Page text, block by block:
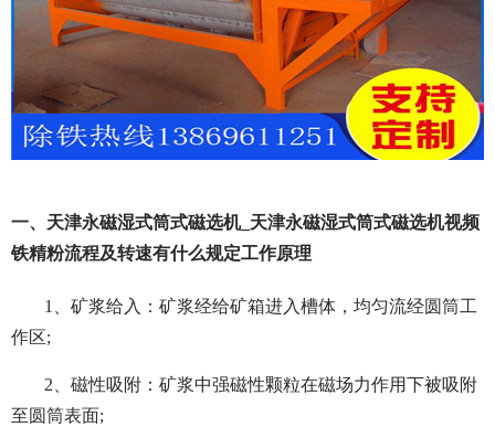
一、天津永磁湿式筒式磁选机_天津永磁湿式筒式磁选机视频
铁精粉流程及转速有什么规定工作原理
1、矿浆给入：矿浆经给矿箱进入槽体，均匀流经圆筒工
作区;
2、磁性吸附：矿浆中强磁性颗粒在磁场力作用下被吸附
至圆筒表面;